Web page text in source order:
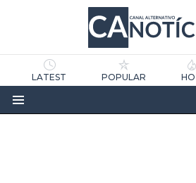
LATEST POPULAR
Menu